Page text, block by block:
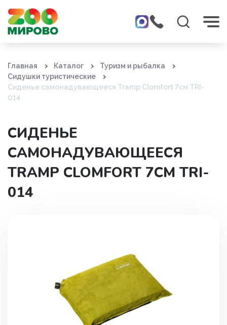
Главная Каталог
Туризм и рыбалка
Сидушки туристические
Сиденье самонадувающееся Tramp Clomfort 7см TRI-
014
СИДЕНЬЕ
САМОНАДУВАЮЩЕЕСЯ
TRAMP CLOMFORT 7СМ TRI-
014